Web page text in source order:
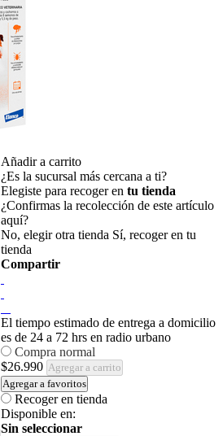
Añadir a carrito
¿Es la sucursal más cercana a ti?
Elegiste para recoger en tu tienda
¿Confirmas la recolección de este artículo
aquí?
No, elegir otra tienda Sí, recoger en tu
tienda
Compartir
El tiempo estimado de entrega a domicilio
es de 24 a 72 hrs en radio urbano
Compra normal
$26.990 Agregar a carrito
Agregar a favoritos
Recoger en tienda
Disponible en:
Sin seleccionar